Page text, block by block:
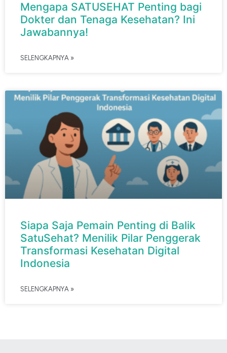
Mengapa SATUSEHAT Penting bagi
Dokter dan Tenaga Kesehatan? Ini
Jawabannya!
SELENGKAPNYA »
Siapa Saja Pemain Penting di Balik
SatuSehat? Menilik Pilar Penggerak
Transformasi Kesehatan Digital
Indonesia
SELENGKAPNYA »